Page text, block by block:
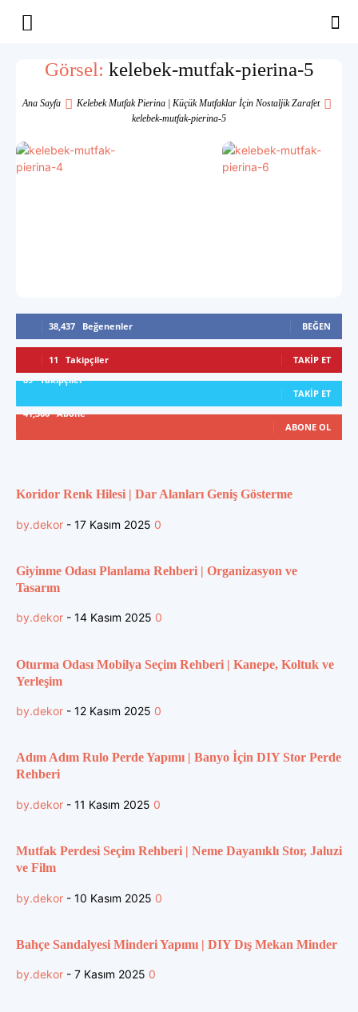
Yaşam
İlham
Görsel: kelebek-mutfak-pierina-5
Ana Sayfa
Kelebek Mutfak Pierina | Küçük Mutfaklar İçin Nostaljik Zarafet
kelebek-mutfak-pierina-5
38,437 Beğenenler BEĞEN
11 Takipçiler
TAKIP ET
89 Takipçiler
TAKIP ET
41,300 Abone
ABONE OL
Koridor Renk Hilesi | Dar Alanları Geniş Gösterme
by.dekor - 17 Kasım 2025 0
Giyinme Odası Planlama Rehberi | Organizasyon ve
Tasarım
by.dekor - 14 Kasım 2025 0
Oturma Odası Mobilya Seçim Rehberi | Kanepe, Koltuk ve
Yerleşim
by.dekor - 12 Kasım 2025 0
Adım Adım Rulo Perde Yapımı | Banyo İçin DIY Stor Perde
Rehberi
by.dekor - 11 Kasım 2025 0
Mutfak Perdesi Seçim Rehberi | Neme Dayanıklı Stor, Jaluzi
ve Film
by.dekor - 10 Kasım 2025 0
Bahçe Sandalyesi Minderi Yapımı | DIY Dış Mekan Minder
by.dekor - 7 Kasım 2025 0